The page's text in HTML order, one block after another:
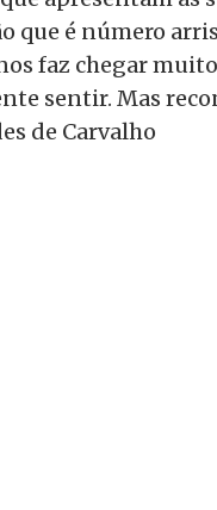
que é número
faz chegar
sentir. Mas
de Carvalho